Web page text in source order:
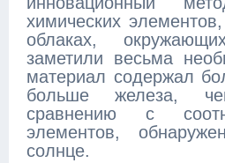
химических
облаках,
заметили весьма
материал содержал
больше железа,
сравнению с
элементов,
солнце.